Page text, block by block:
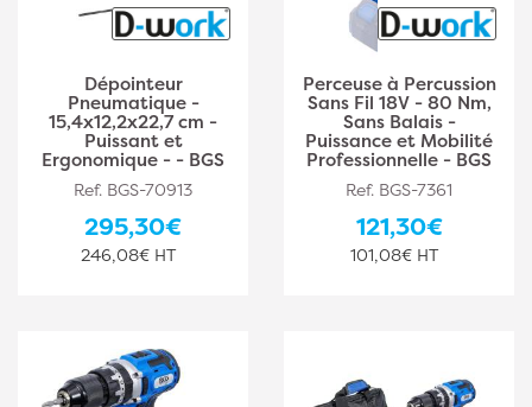
Dépointeur
Pneumatique -
15,4x12,2x22,7 cm -
Puissant et
Ergonomique - - BGS
Ref. BGS-70913
295,30€
246,08€ HT
Perceuse à Percussion
Sans Fil 18V - 80 Nm,
Sans Balais -
Puissance et Mobilité
Professionnelle - BGS
Ref. BGS-7361
121,30€
101,08€ HT